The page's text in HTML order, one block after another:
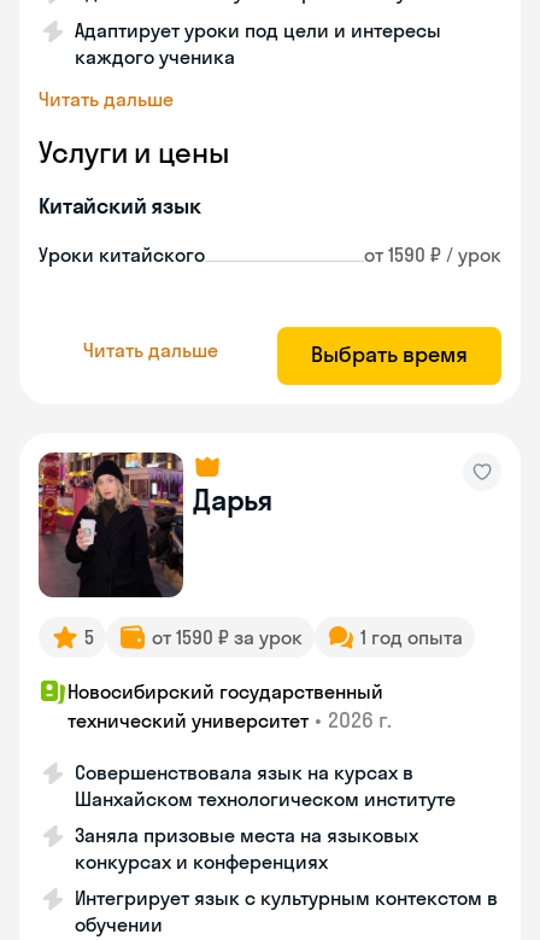
Адаптирует уроки под цели и интересы
каждого ученика
Читать дальше
Услуги и цены
Китайский язык
Уроки китайского от 1590 ₽ / урок
Читать дальше Выбрать время
Дарья
5 от 1590 ₽ за урок 1 год опыта
Новосибирский государственный
технический университет • 2026 г.
Совершенствовала язык на курсах в
Шанхайском технологическом институте
Заняла призовые места на языковых
конкурсах и конференциях
Интегрирует язык с культурным контекстом в
обучении